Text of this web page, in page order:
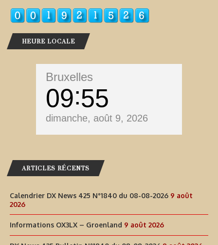
HEURE LOCALE
Bruxelles
09 55
dimanche, août 9, 2026
ARTICLES RÉCENTS
Calendrier DX News 425 N°1840 du 08-08-2026 9 août
2026
Informations OX3LX – Groenland 9 août 2026